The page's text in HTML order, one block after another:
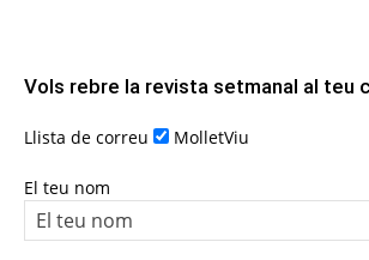
Vols rebre la revista setmanal al teu
Llista de correu MolletViu
El teu nom